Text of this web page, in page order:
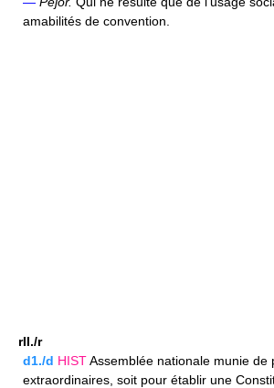
amabilités de convention.
rII./r
d1./d HISTAssemblée nationale munie de
extraordinaires, soit pour établir une